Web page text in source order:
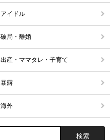
アイドル
破局・離婚
出産・ママタレ・子育て
暴露
海外